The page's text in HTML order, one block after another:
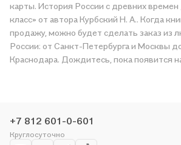
карты. История России с древних времен
класс» от автора Курбский Н. А.. Когда
продажу, можно будет сделать заказ из
России: от Санкт-Петербурга и Москвы
Краснодара. Дождитесь, пока появится
приятной цене. Например, организуем
акции. Оставайтесь с нами, чтобы не
+7 812 601-0-601
Круглосуточно